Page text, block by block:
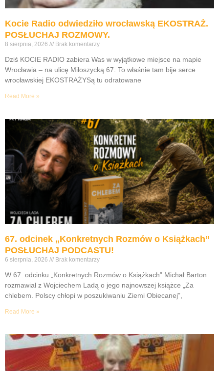
Kocie Radio odwiedziło wrocławską EKOSTRAŻ.
POSŁUCHAJ ROZMOWY.
8 sierpnia, 2026 Brak komentarzy
Dziś KOCIE RADIO zabiera Was w wyjątkowe miejsce na mapie
Wrocławia – na ulicę Miłoszycką 67. To właśnie tam bije serce
wrocławskiej EKOSTRAŻYSą tu odratowane
Read More »
67. odcinek „Konkretnych Rozmów o Książkach”
POSŁUCHAJ PODCASTU!
6 sierpnia, 2026 Brak komentarzy
W 67. odcinku „Konkretnych Rozmów o Książkach” Michał Barton
rozmawiał z Wojciechem Ladą o jego najnowszej książce „Za
chlebem. Polscy chłopi w poszukiwaniu Ziemi Obiecanej”,
Read More »